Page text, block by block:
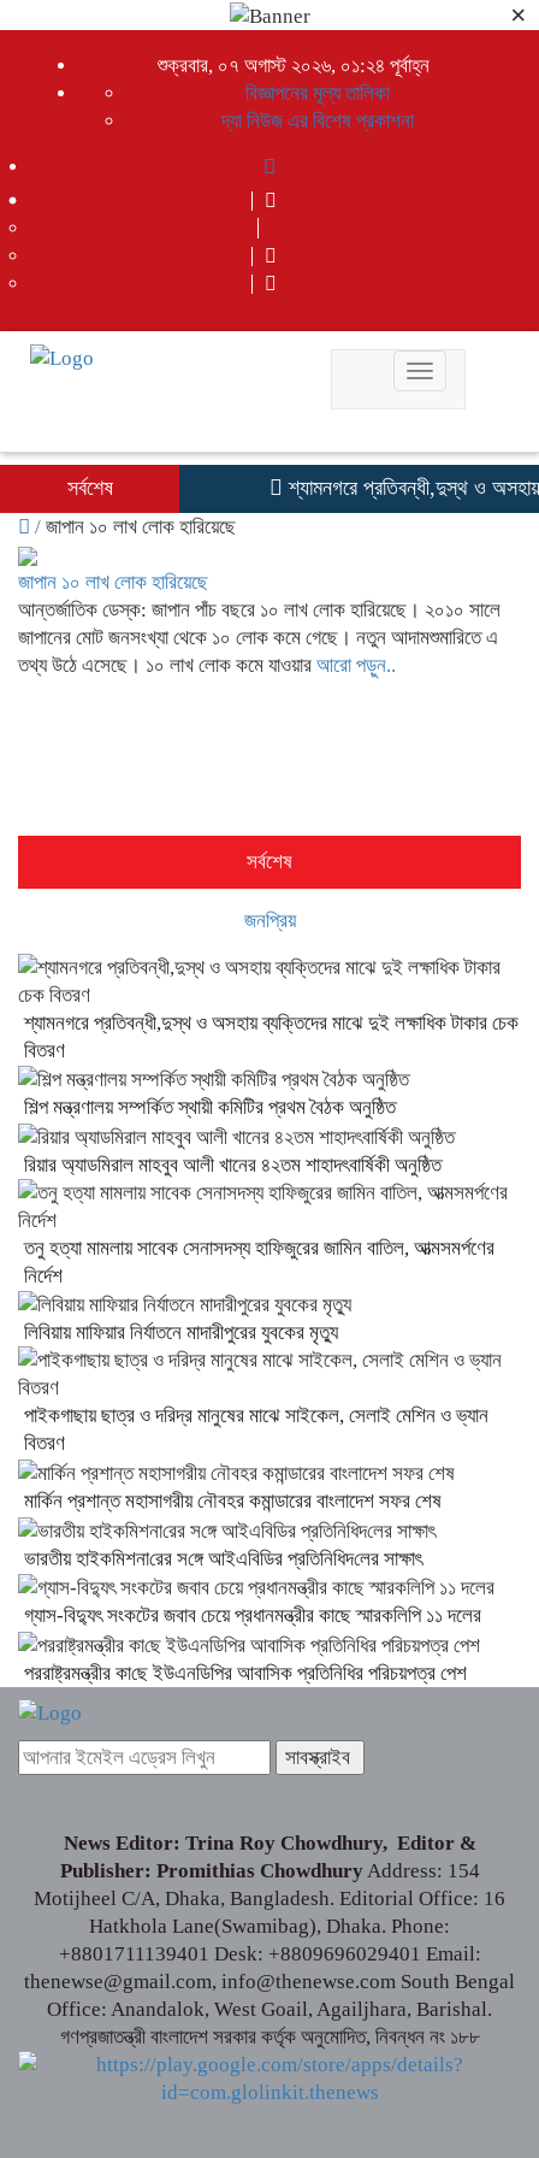
×
শুক্রবার, ০৭ অগাস্ট ২০২৬, ০১:২৪ পূর্বাহ্ন
বিজ্ঞাপনের মূল্য তালিকা
দ্যা নিউজ এর বিশেষ প্রকাশনা
Toggle
সর্বশেষ শ্যামনগরে প্রতিবন্ধী,দুস্থ ও অসহায়
/ জাপান ১০ লাখ লোক হারিয়েছে
জাপান ১০ লাখ লোক হারিয়েছে
আন্তর্জাতিক ডেস্ক: জাপান পাঁচ বছরে ১০ লাখ লোক হারিয়েছে। ২০১০ সালে
জাপানের মোট জনসংখ্যা থেকে ১০ লোক কমে গেছে। নতুন আদামশুমারিতে এ
তথ্য উঠে এসেছে। ১০ লাখ লোক কমে যাওয়ার আরো পড়ুন..
সর্বশেষ
জনপ্রিয়
শ্যামনগরে প্রতিবন্ধী,দুস্থ ও অসহায় ব্যক্তিদের মাঝে দুই লক্ষাধিক টাকার চেক
বিতরণ
শিল্প মন্ত্রণালয় সম্পর্কিত স্থায়ী কমিটির প্রথম বৈঠক অনুষ্ঠিত
রিয়ার অ্যাডমিরাল মাহবুব আলী খানের ৪২তম শাহাদৎবার্ষিকী অনুষ্ঠিত
তনু হত্যা মামলায় সাবেক সেনাসদস্য হাফিজুরের জামিন বাতিল, আত্মসমর্পণের
নির্দেশ
লিবিয়ায় মাফিয়ার নির্যাতনে মাদারীপুরের যুবকের মৃত্যু
পাইকগাছায় ছাত্র ও দরিদ্র মানুষের মাঝে সাইকেল, সেলাই মেশিন ও ভ্যান
বিতরণ
মার্কিন প্রশান্ত মহাসাগরীয় নৌবহর কমান্ডারের বাংলাদেশ সফর শেষ
ভারতীয় হাইক‌মিশনা‌রের স‌ঙ্গে আইএবিডির প্রতি‌নি‌ধিদ‌লের সাক্ষাৎ
গ্যাস-বিদ্যুৎ সংকটের জবাব চেয়ে প্রধানমন্ত্রীর কাছে স্মারকলিপি ১১ দলের
পররাষ্ট্রমন্ত্রীর কা‌ছে ইউএনডিপির আবাসিক প্রতিনিধির পরিচয়পত্র পেশ
News Editor: Trina Roy Chowdhury, Editor &
Publisher: Promithias ChowdhuryAddress: 154
Motijheel C/A, Dhaka, Bangladesh. Editorial Office: 16
Hatkhola Lane(Swamibag), Dhaka. Phone:
+8801711139401 Desk: +8809696029401 Email:
thenewse@gmail.com, info@thenewse.com South Bengal
Office: Anandalok, West Goail, Agailjhara, Barishal.
গণপ্রজাতন্ত্রী বাংলাদেশ সরকার কর্তৃক অনুমোদিত, নিবন্ধন নং ১৮৮